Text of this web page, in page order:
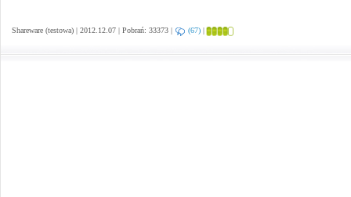
Shareware (testowa) | 2012.12.07 | Pobrań: 33373 | (67) |